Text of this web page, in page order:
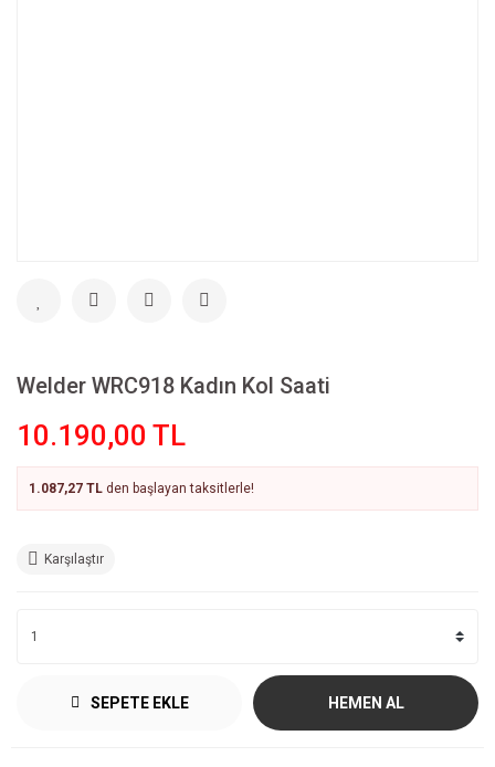
Welder WRC918 Kadın Kol Saati
10.190,00 TL
1.087,27 TL den başlayan taksitlerle!
Karşılaştır
SEPETE EKLE HEMEN AL